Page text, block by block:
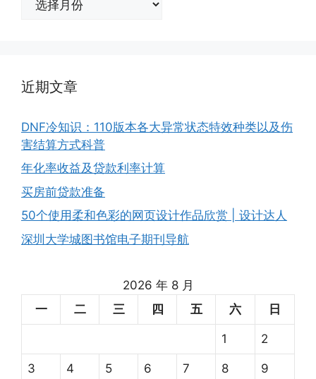
近期文章
DNF冷知识：110版本各大异常状态特效种类以及伤
害结算方式科普
年化率收益及贷款利率计算
买房前贷款准备
50个使用柔和色彩的网页设计作品欣赏 | 设计达人
深圳大学城图书馆电子期刊导航
2026 年 8 月
一
二 三 四 五 六 日
1 2
3 4 5 6 7 8 9